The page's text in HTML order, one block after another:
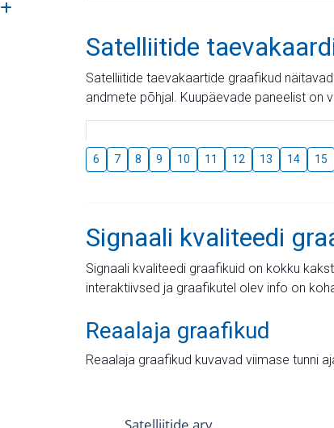
Ava alammenüü
Satelliitide
Satelliitide taevakaartide graafikud
andmete põhjal. Kuupäevade paneelist on
6 7 8 9 10 11 12 13 14 15
Signaali kvaliteedi
Signaali kvaliteedi graafikuid on kokku
interaktiivsed ja graafikutel olev info on
Reaalaja graafikud
Reaalaja graafikud kuvavad viimase tunni